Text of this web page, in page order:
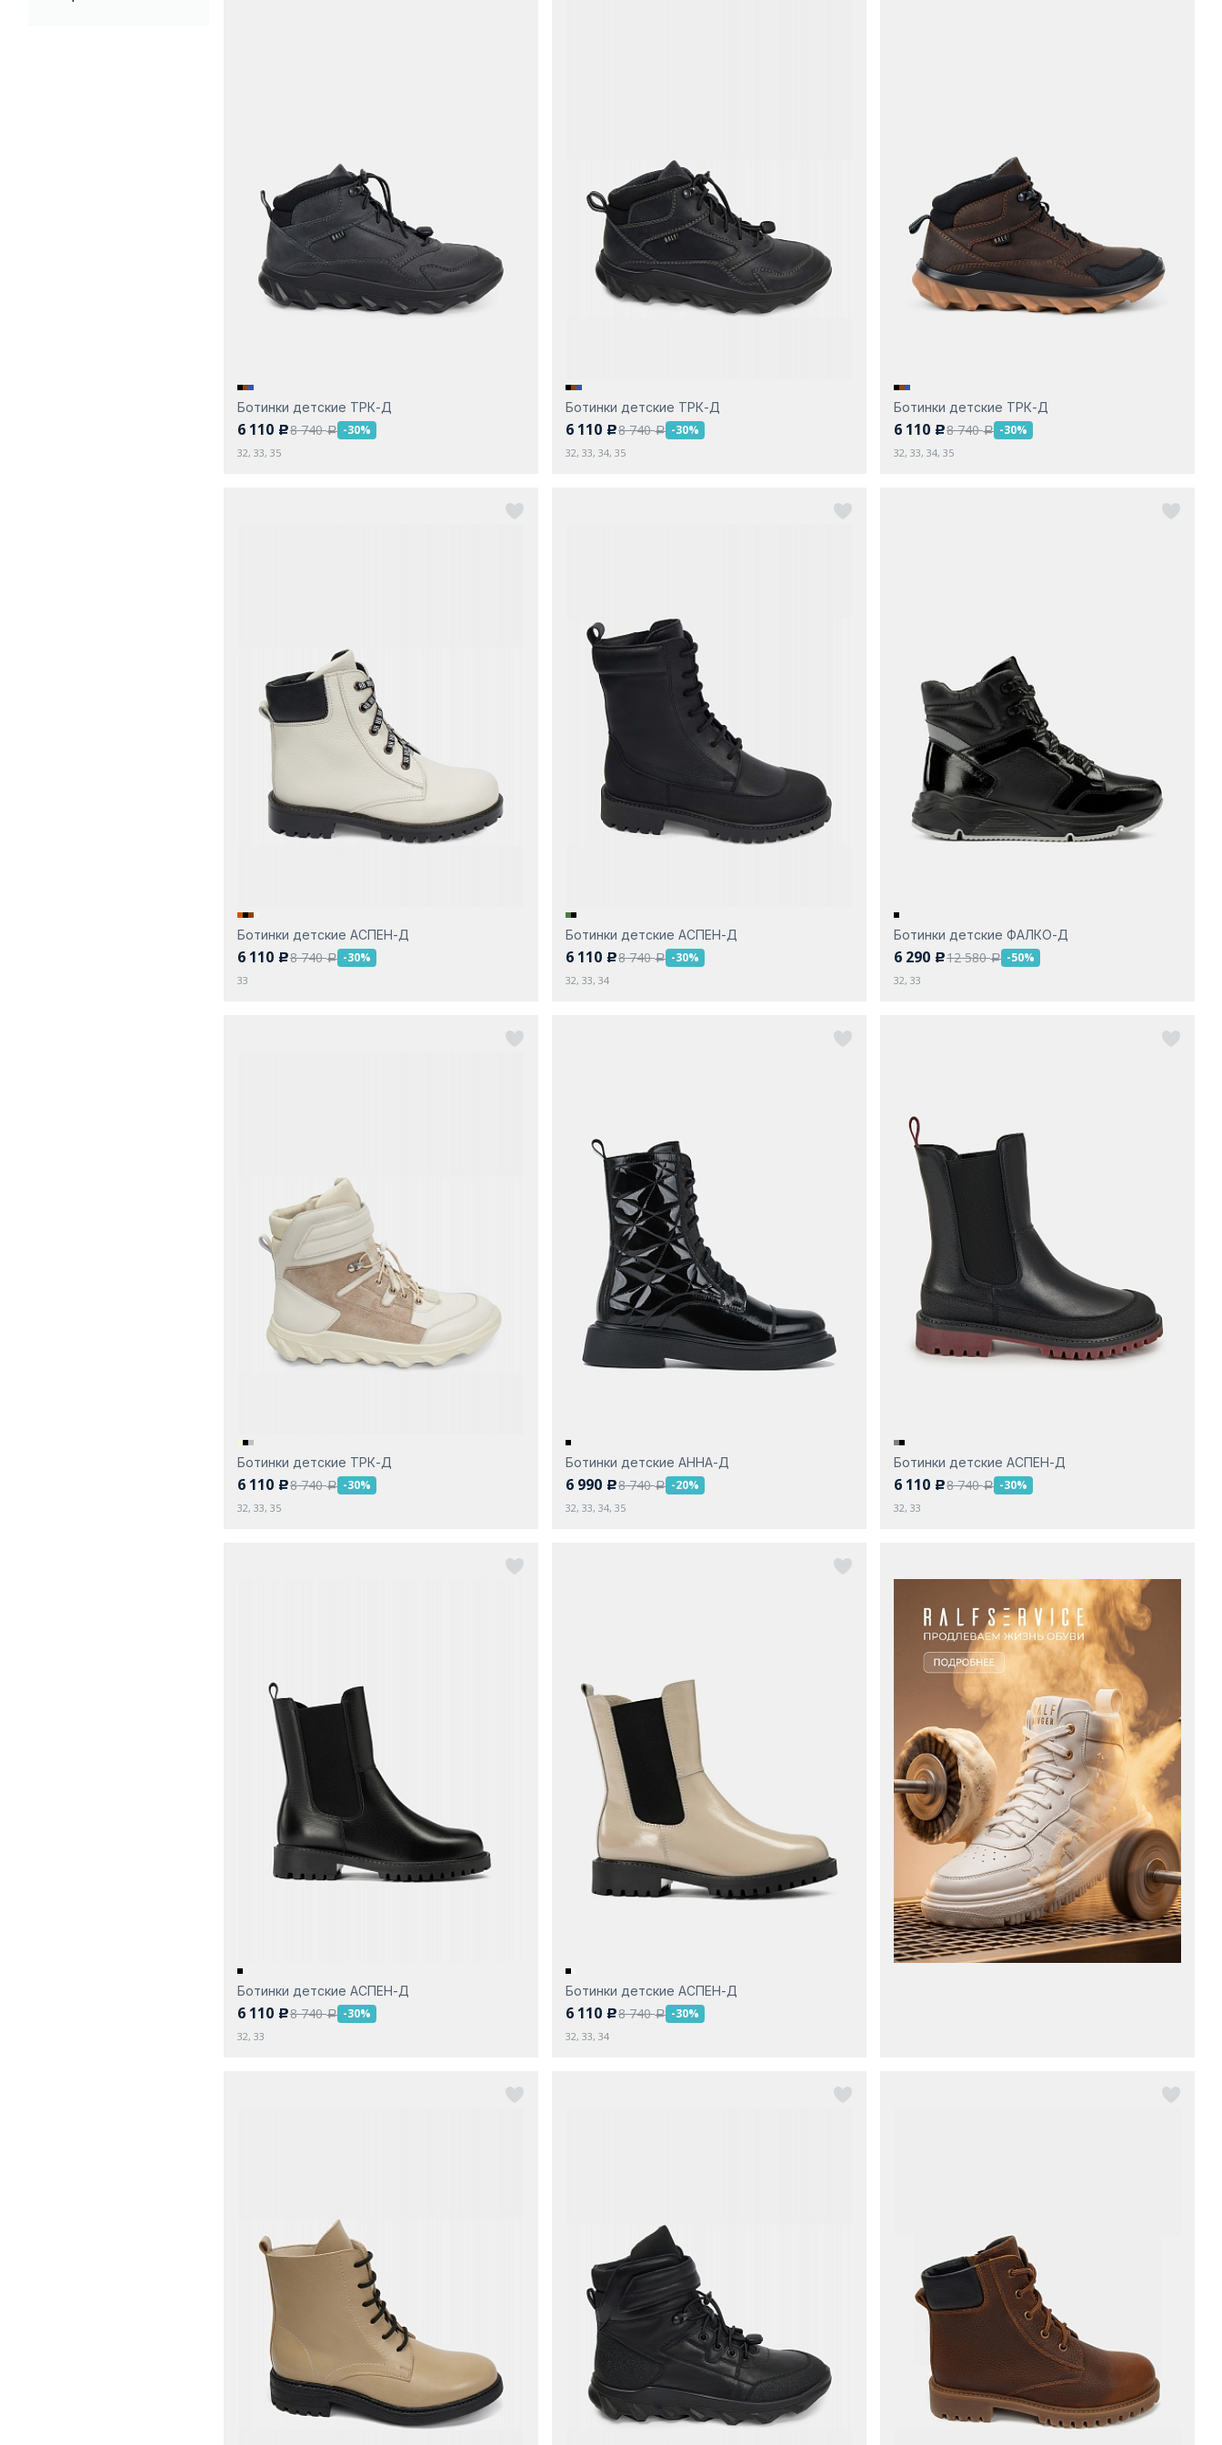
натуральная
Ботинки детские ТРК-Д
6 110 c8 740a -30%
32, 33, 35
Ботинки детские ТРК-Д
6 110 c8 740a -30%
32, 33, 34, 35
Ботинки детские ТРК-Д
6 110 c8 740a -30%
32, 33, 34, 35
Ботинки детские АСПЕН-Д
6 110 c8 740a -30%
33
Ботинки детские АСПЕН-Д
6 110 c8 740a -30%
32, 33, 34
Ботинки детские ФАЛКО-Д
6 290 c12 580a -50%
32, 33
Ботинки детские ТРК-Д
6 110 c8 740a -30%
32, 33, 35
Ботинки детские АННА-Д
6 990 c8 740a -20%
32, 33, 34, 35
Ботинки детские АСПЕН-Д
6 110 c8 740a -30%
32, 33
Ботинки детские АСПЕН-Д
6 110 c8 740a -30%
32, 33
Ботинки детские АСПЕН-Д
6 110 c8 740a -30%
32, 33, 34